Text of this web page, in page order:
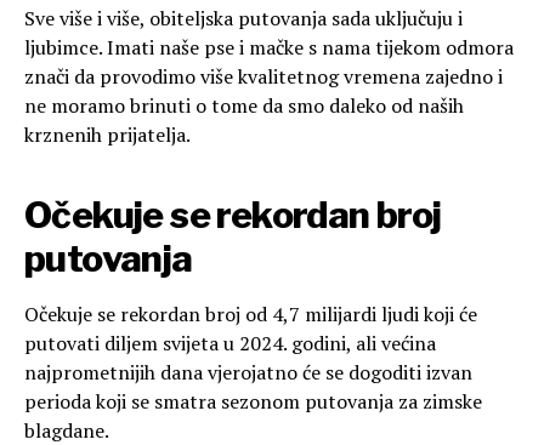
Sve više i više, obiteljska putovanja sada uključuju i
ljubimce. Imati naše pse i mačke s nama tijekom odmora
znači da provodimo više kvalitetnog vremena zajedno i
ne moramo brinuti o tome da smo daleko od naših
krznenih prijatelja.
Očekuje se rekordan broj
putovanja
Očekuje se rekordan broj od 4,7 milijardi ljudi koji će
putovati diljem svijeta u 2024. godini, ali većina
najprometnijih dana vjerojatno će se dogoditi izvan
perioda koji se smatra sezonom putovanja za zimske
blagdane.